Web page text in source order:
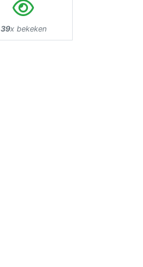
39x bekeken